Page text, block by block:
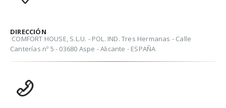
DIRECCIÓN
COMFORT HOUSE, S.L.U. - POL. IND. Tres Hermanas - Calle
Canterías nº 5 - 03680 Aspe - Alicante - ESPAÑA